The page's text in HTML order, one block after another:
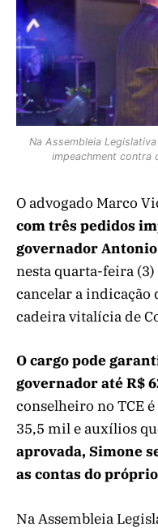
Na Assembleia
impeachment contra
O advogado Marco
com três pedidos
governador
nesta quarta-feira
cancelar a indicação
cadeira vitalícia de
O cargo pode
governador até R$
conselheiro no TCE
35,5 mil e auxílios
aprovada, Simone
as contas do
Na Assembleia